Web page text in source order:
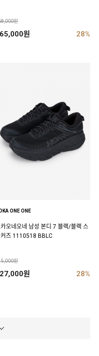
원
원 28%
ONE ONE
오네오네 남성 본디 7 블랙/블랙 스
커즈 1110518 BBLC
원
원 28%